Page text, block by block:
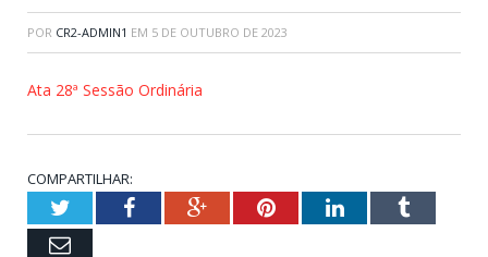
POR CR2-ADMIN1 EM 5 DE OUTUBRO DE 2023
Ata 28ª Sessão Ordinária
COMPARTILHAR:
TwitterFacebookGoogle+PinterestLinkedInTumblr
Email